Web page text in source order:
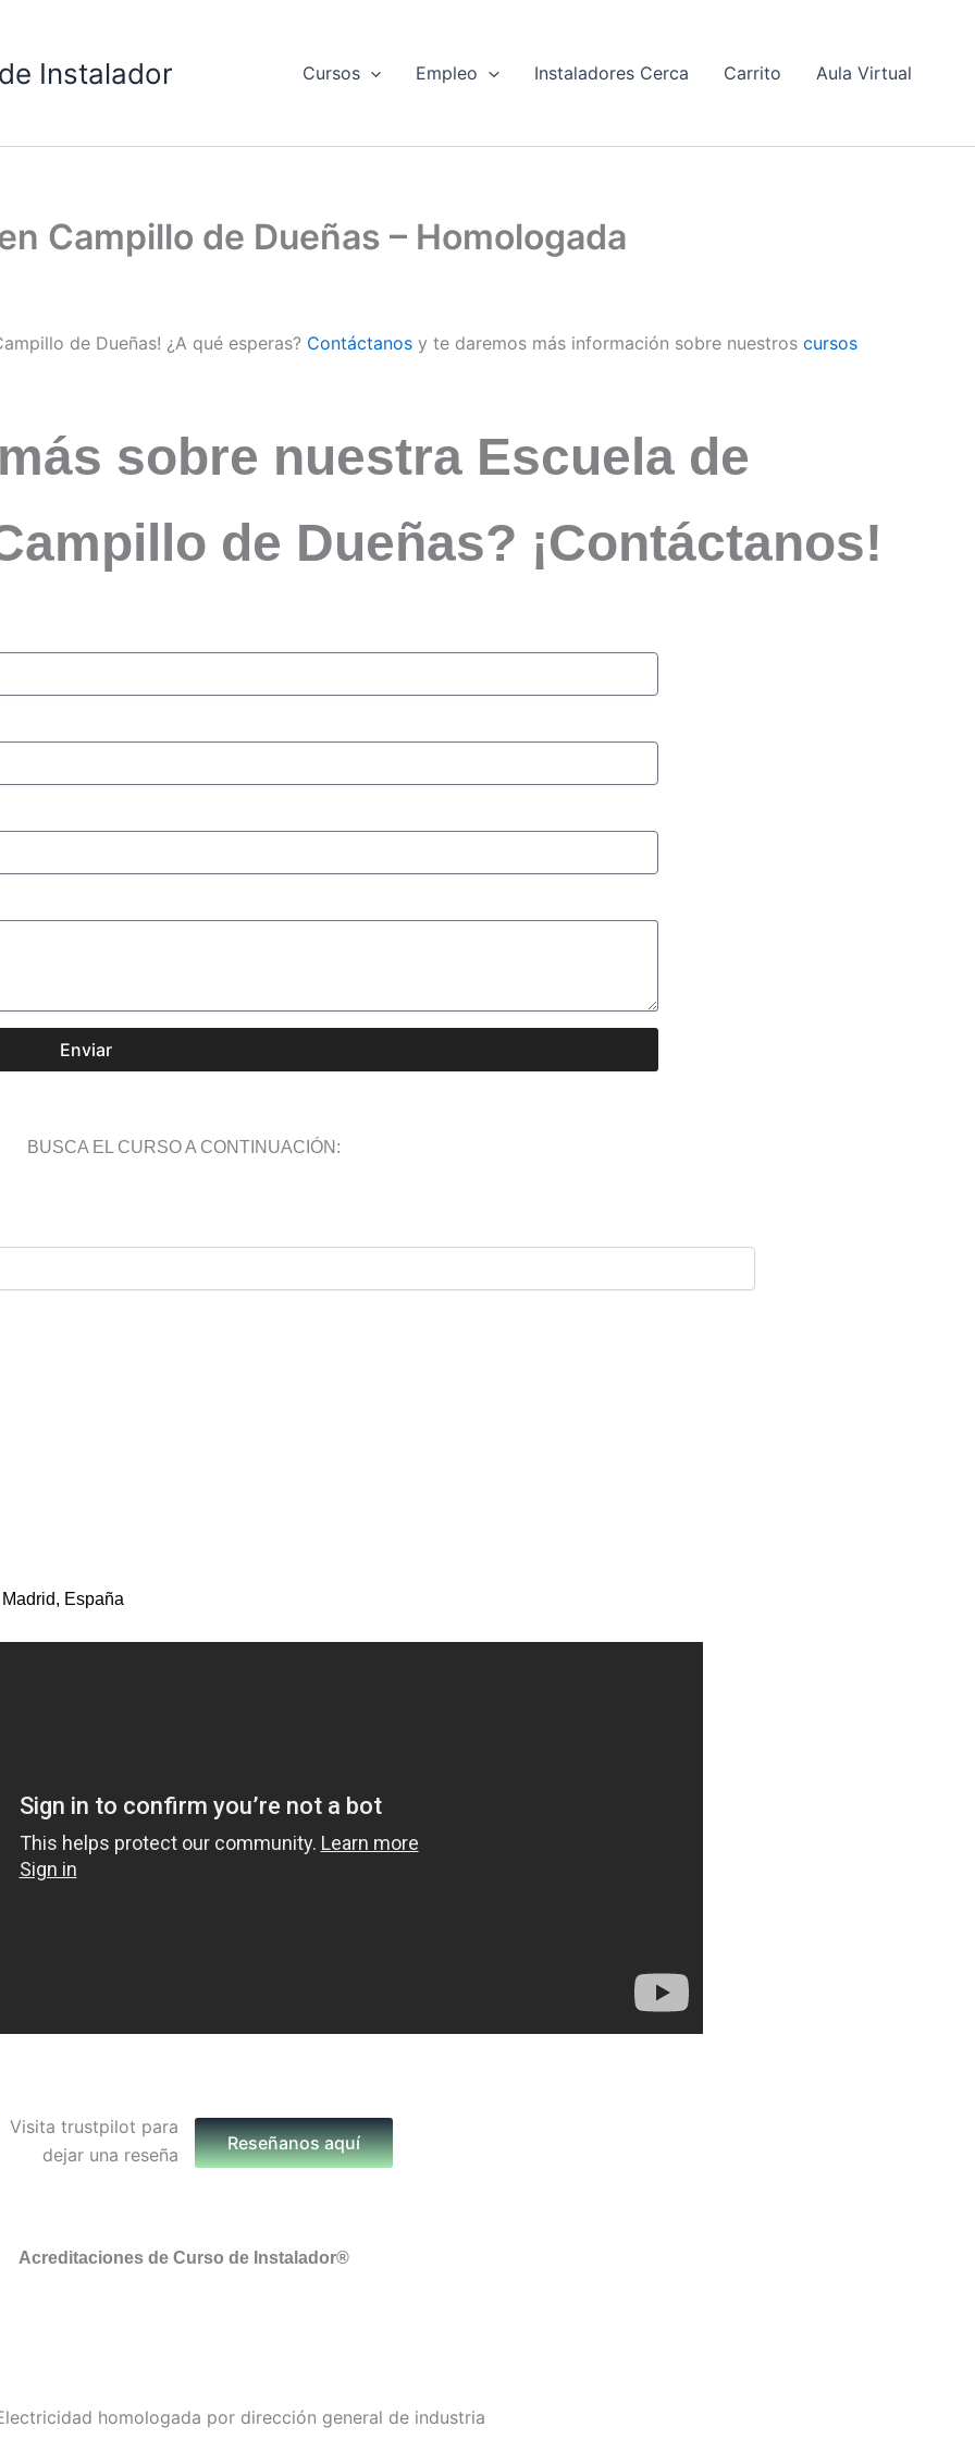
Instalador Cursos Empleo Instaladores Cerca Carrito Aula Virtual
Campillo de Dueñas – Homologada
de Dueñas! ¿A qué esperas? Contáctanos y te daremos más información sobre nuestros cursos
sobre nuestra Escuela de
de Dueñas? ¡Contáctanos!
Enviar
BUSCA EL CURSO A CONTINUACIÓN:
España
Reseñanos aquí
Acreditaciones de Curso de Instalador®